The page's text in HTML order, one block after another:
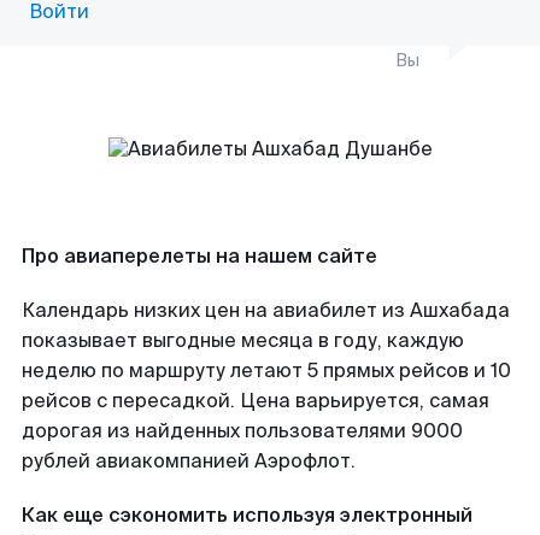
Войти
Вы
Про авиаперелеты на нашем сайте
Календарь низких цен на авиабилет из Ашхабада
показывает выгодные месяца в году, каждую
неделю по маршруту летают 5 прямых рейсов и 10
рейсов с пересадкой. Цена варьируется, самая
дорогая из найденных пользователями 9000
рублей авиакомпанией Аэрофлот.
Как еще сэкономить используя электронный